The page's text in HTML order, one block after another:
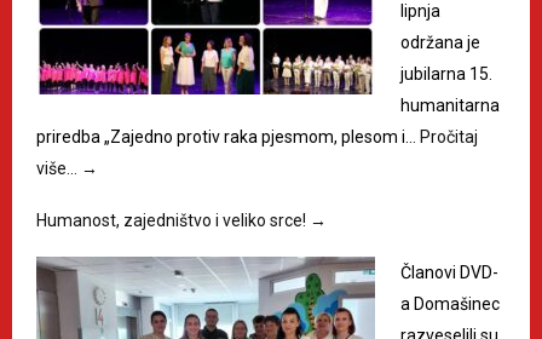
lipnja
održana je
jubilarna 15.
humanitarna
priredba „Zajedno protiv raka pjesmom, plesom i…
Pročitaj
više…
→
Humanost, zajedništvo i veliko srce! →
Članovi DVD-
a Domašinec